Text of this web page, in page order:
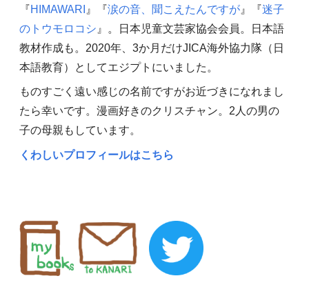
『HIMAWARI 』『涙の音、聞こえたんですが』『迷子
のトウモロコシ 』。日本児童文芸家協会会員。日本語
教材作成も。2020年、3か月だけJICA海外協力隊（日
本語教育）としてエジプトにいました。
ものすごく遠い感じの名前ですがお近づきになれまし
たら幸いです。漫画好きのクリスチャン。2人の男の
子の母親もしています。
くわしいプロフィールはこちら